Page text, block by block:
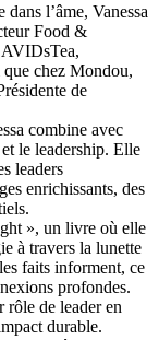
l’âme, Vanessa
Food &
que chez Mondou,
de
combine avec
le leadership. Elle
leaders
enrichissants, des
», un livre où elle
à travers la lunette
faits informent, ce
profondes.
rôle de leader en
durable.